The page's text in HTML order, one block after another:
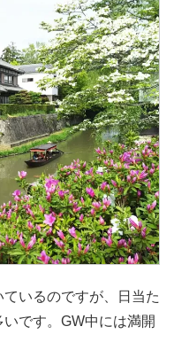
いるのですが、日当た
です。GW中には満開